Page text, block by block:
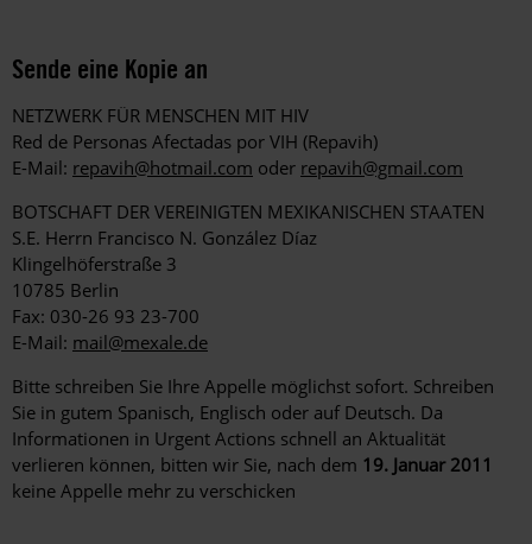
Sende eine Kopie an
NETZWERK FÜR MENSCHEN MIT HIV
Red de Personas Afectadas por VIH (Repavih)
E-Mail: repavih@hotmail.com oder repavih@gmail.com
BOTSCHAFT DER VEREINIGTEN MEXIKANISCHEN STAATEN
S.E. Herrn Francisco N. González Díaz
Klingelhöferstraße 3
10785 Berlin
Fax: 030-26 93 23-700
E-Mail: mail@mexale.de
Bitte schreiben Sie Ihre Appelle möglichst sofort. Schreiben
Sie in gutem Spanisch, Englisch oder auf Deutsch. Da
Informationen in Urgent Actions schnell an Aktualität
verlieren können, bitten wir Sie, nach dem 19. Januar 2011
keine Appelle mehr zu verschicken